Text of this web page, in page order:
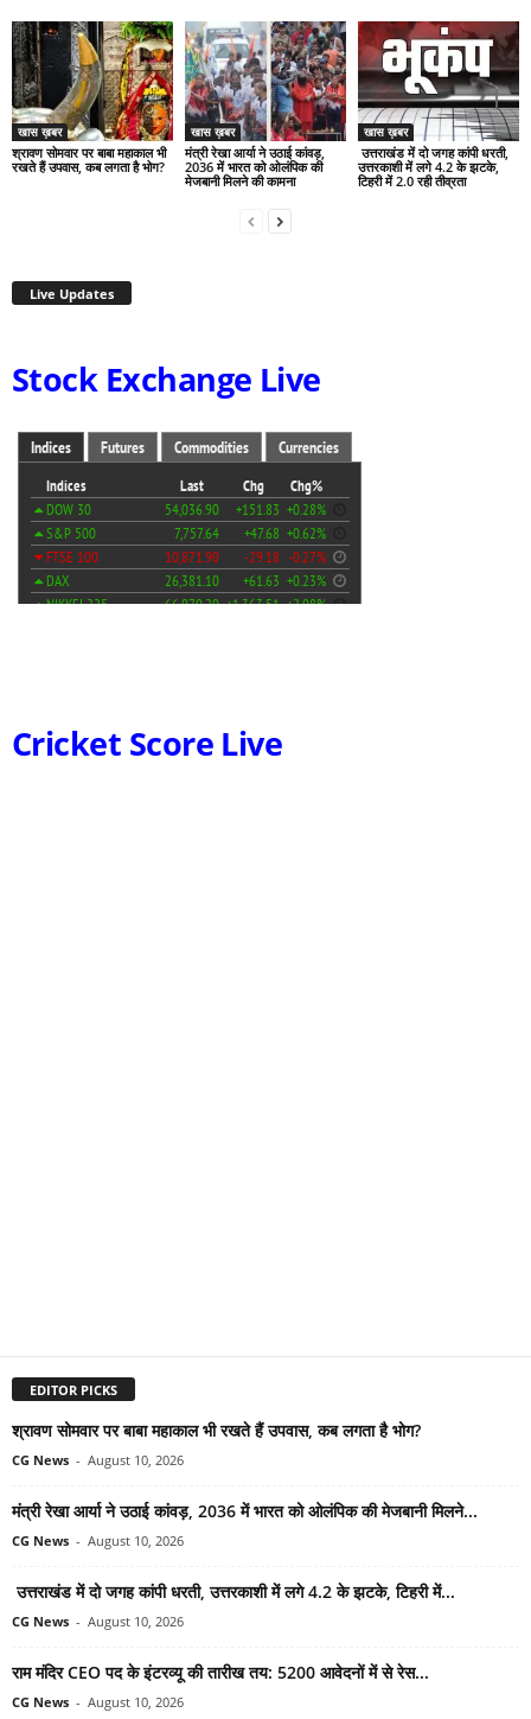
खास ख़बर
श्रावण सोमवार पर बाबा महाकाल भी
रखते हैं उपवास, कब लगता है भोग?
खास ख़बर
मंत्री रेखा आर्या ने उठाई कांवड़,
2036 में भारत को ओलंपिक की
मेजबानी मिलने की कामना
खास ख़बर
उत्तराखंड में दो जगह कांपी धरती,
उत्तरकाशी में लगे 4.2 के झटके,
टिहरी में 2.0 रही तीव्रता
Live Updates
Stock Exchange Live
Cricket Score Live
EDITOR PICKS
श्रावण सोमवार पर बाबा महाकाल भी रखते हैं उपवास, कब लगता है भोग?
CG News - August 10, 2026
मंत्री रेखा आर्या ने उठाई कांवड़, 2036 में भारत को ओलंपिक की मेजबानी मिलने...
CG News - August 10, 2026
उत्तराखंड में दो जगह कांपी धरती, उत्तरकाशी में लगे 4.2 के झटके, टिहरी में...
CG News - August 10, 2026
राम मंदिर CEO पद के इंटरव्यू की तारीख तय: 5200 आवेदनों में से रेस...
CG News - August 10, 2026